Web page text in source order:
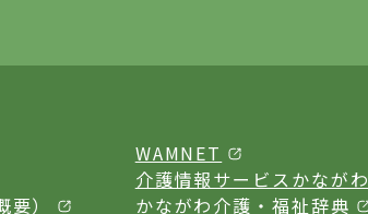
）
WAMNET
介護情報サービスかながわ
かながわ介護・福祉辞典